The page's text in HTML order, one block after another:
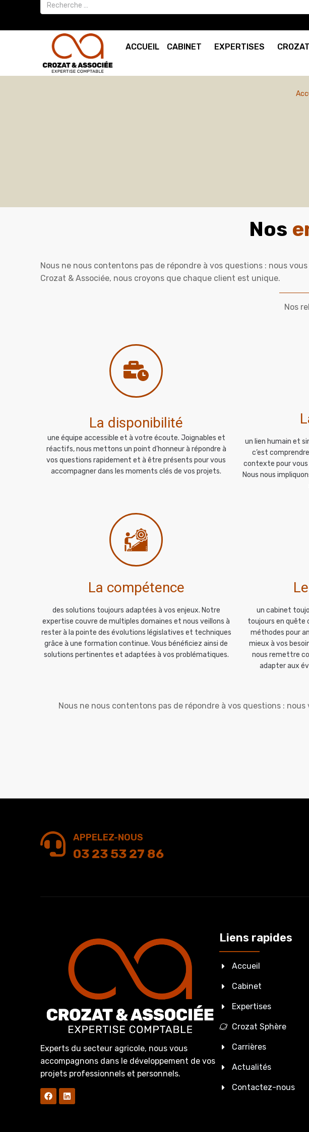
ACCUEIL CABINET EXPERTISES
Nos
Nous ne nous contentons pas de répondre à vos questions : nous
Crozat & Associée, nous croyons que chaque client est unique.
Nos
La disponibilité
une équipe accessible et à votre écoute. Joignables et
réactifs, nous mettons un point d’honneur à répondre à
vos questions rapidement et à être présents pour vous
accompagner dans les moments clés de vos projets.
un lien humain et
c’est
contexte pour
Nous nous
La compétence
des solutions toujours adaptées à vos enjeux. Notre
expertise couvre de multiples domaines et nous veillons à
rester à la pointe des évolutions législatives et techniques
grâce à une formation continue. Vous bénéficiez ainsi de
solutions pertinentes et adaptées à vos problématiques.
un cabinet
toujours en quête
méthodes pour
mieux à vos
nous remettre
adapter aux
Nous ne nous contentons pas de répondre à vos questions :
APPELEZ-NOUS
03 23 53 27 86
Experts du secteur agricole, nous vous
accompagnons dans le développement de vos
projets professionnels et personnels.
Liens rapides
Accueil
Cabinet
Expertises
Crozat Sphère
Carrières
Actualités
Contactez-nous